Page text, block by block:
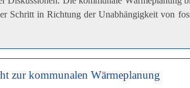
Schritt in Richtung der Unabhängigkeit von
zur kommunalen Wärmeplanung